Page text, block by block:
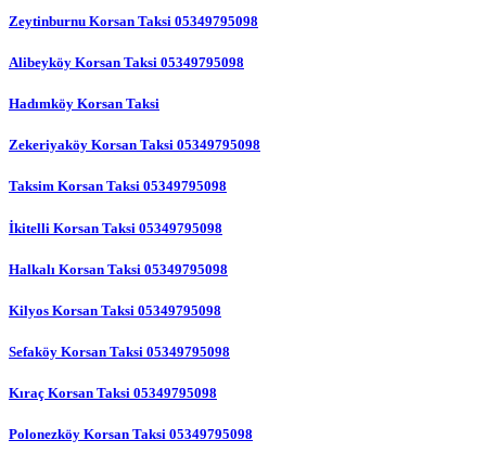
Zeytinburnu Korsan Taksi 05349795098
Alibeyköy Korsan Taksi 05349795098
Hadımköy Korsan Taksi
Zekeriyaköy Korsan Taksi 05349795098
Taksim Korsan Taksi 05349795098
İkitelli Korsan Taksi 05349795098
Halkalı Korsan Taksi 05349795098
Kilyos Korsan Taksi 05349795098
Sefaköy Korsan Taksi 05349795098
Kıraç Korsan Taksi 05349795098
Polonezköy Korsan Taksi 05349795098